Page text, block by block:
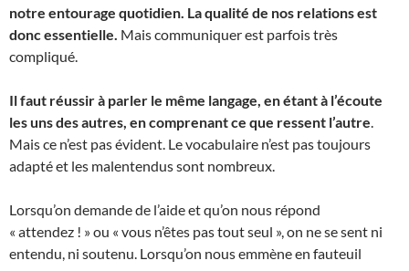
notre entourage quotidien. La qualité de nos relations est
donc essentielle. Mais communiquer est parfois très
compliqué.
Il faut réussir à parler le même langage, en étant à l’écoute
les uns des autres, en comprenant ce que ressent l’autre.
Mais ce n’est pas évident. Le vocabulaire n’est pas toujours
adapté et les malentendus sont nombreux.
Lorsqu’on demande de l’aide et qu’on nous répond
« attendez ! » ou « vous n’êtes pas tout seul », on ne se sent ni
entendu, ni soutenu. Lorsqu’on nous emmène en fauteuil